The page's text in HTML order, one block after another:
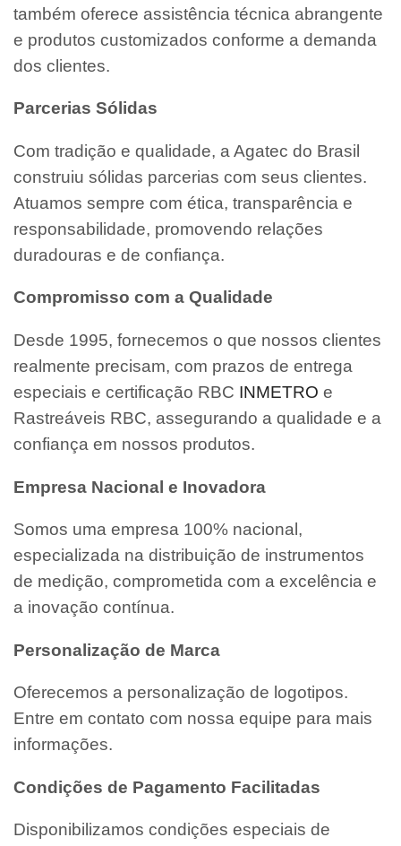
também oferece assistência técnica abrangente
e produtos customizados conforme a demanda
dos clientes.
Parcerias Sólidas
Com tradição e qualidade, a Agatec do Brasil
construiu sólidas parcerias com seus clientes.
Atuamos sempre com ética, transparência e
responsabilidade, promovendo relações
duradouras e de confiança.
Compromisso com a Qualidade
Desde 1995, fornecemos o que nossos clientes
realmente precisam, com prazos de entrega
especiais e certificação RBC INMETRO e
Rastreáveis RBC, assegurando a qualidade e a
confiança em nossos produtos.
Empresa Nacional e Inovadora
Somos uma empresa 100% nacional,
especializada na distribuição de instrumentos
de medição, comprometida com a excelência e
a inovação contínua.
Personalização de Marca
Oferecemos a personalização de logotipos.
Entre em contato com nossa equipe para mais
informações.
Condições de Pagamento Facilitadas
Disponibilizamos condições especiais de